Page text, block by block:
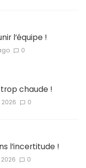
l’équipe !
0
chaude !
2026 0
l’incertitude !
0